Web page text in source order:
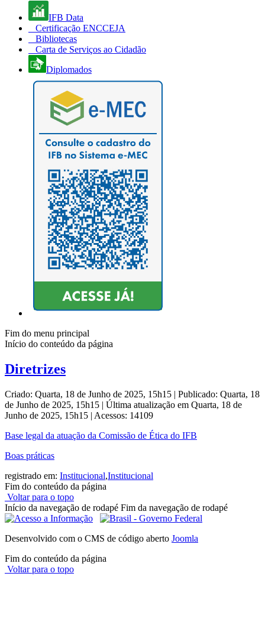
IFB Data
Certificação ENCCEJA
Bibliotecas
Carta de Serviços ao Cidadão
Diplomados
Fim do menu principal
Início do conteúdo da página
Diretrizes
Criado: Quarta, 18 de Junho de 2025, 15h15 | Publicado: Quarta, 18
de Junho de 2025, 15h15 | Última atualização em Quarta, 18 de
Junho de 2025, 15h15 | Acessos: 14109
Base legal da atuação da Comissão de Ética do IFB
Boas práticas
registrado em: Institucional,Institucional
Fim do conteúdo da página
Voltar para o topo
Início da navegação de rodapé Fim da navegação de rodapé
Desenvolvido com o CMS de código aberto Joomla
Fim do conteúdo da página
Voltar para o topo